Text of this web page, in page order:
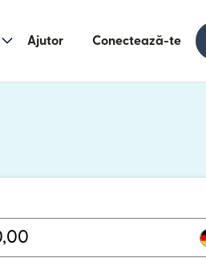
Ajutor Conectează-te
deschide într-o fereastră nouă)
deschide într-o fereastră nouă)